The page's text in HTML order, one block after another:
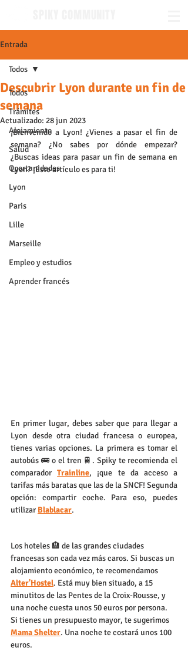
Entrada
Todos
Trámites
Alojamiento
Salud
Oportunidades
Lyon
Paris
Lille
Marseille
Empleo y estudios
Aprender francés
Todos
Descubrir Lyon durante un fin de
semana
Actualizado: 28 jun 2023
¡Bienvenido a Lyon! ¿Vienes a pasar el fin de
semana? ¿No sabes por dónde empezar?
¿Buscas ideas para pasar un fin de semana en
Lyon? ¡Este artículo es para ti!
En primer lugar, debes saber que para llegar a
Lyon desde otra ciudad francesa o europea,
tienes varias opciones. La primera es tomar el
autobús 🚌 o el tren 🚆. Spiky te recomienda el
comparador Trainline, ¡que te da acceso a
tarifas más baratas que las de la SNCF! Segunda
opción: compartir coche. Para eso, puedes
utilizar Blablacar.
Los hoteles 🏨 de las grandes ciudades
francesas son cada vez más caros. Si buscas un
alojamiento económico, te recomendamos
Alter'Hostel. Está muy bien situado, a 15
minutitos de las Pentes de la Croix-Rousse, y
una noche cuesta unos 50 euros por persona.
Si tienes un presupuesto mayor, te sugerimos
Mama Shelter. Una noche te costará unos 100
euros.